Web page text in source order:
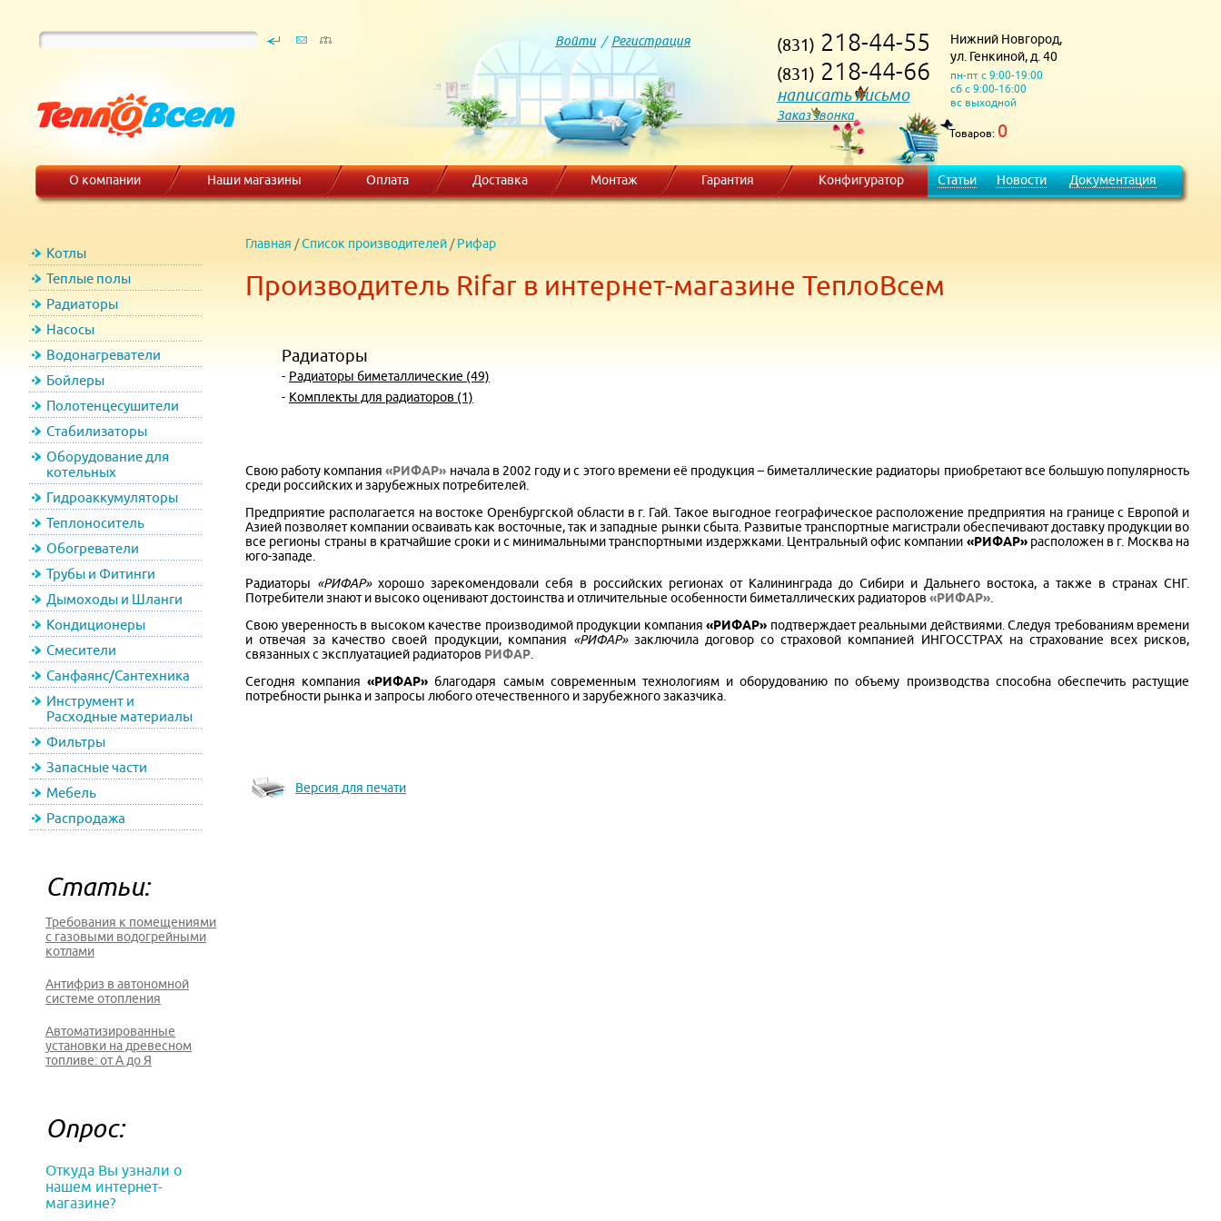
Войти/ Регистрация (831) 218-44-55
(831) 218-44-66
написать письмо
Заказ звонка
Нижний Новгород,
ул. Генкиной, д. 40
пн-пт с 9:00-19:00
сб с 9:00-16:00
вс выходной
Товаров: 0
О компании Наши магазины Оплата Доставка Монтаж Гарантия Конфигуратор Статьи Новости Документация
Котлы
Теплые полы
Радиаторы
Насосы
Водонагреватели
Бойлеры
Полотенцесушители
Стабилизаторы
Оборудование для
котельных
Гидроаккумуляторы
Теплоноситель
Обогреватели
Трубы и Фитинги
Дымоходы и Шланги
Кондиционеры
Смесители
Санфаянс/Сантехника
Инструмент и
Расходные материалы
Фильтры
Запасные части
Мебель
Распродажа
Статьи:
Требования к помещениями
с газовыми водогрейными
котлами
Антифриз в автономной
системе отопления
Автоматизированные
установки на древесном
топливе: от А до Я
Опрос:
Откуда Вы узнали о
нашем интернет-
магазине?
Главная /Список производителей / Рифар
Производитель Rifar в интернет-магазине ТеплоВсем
Радиаторы
- Радиаторы биметаллические (49)
- Комплекты для радиаторов (1)
Свою работу компания«РИФАР» начала в 2002 году и с этого времени её продукция – биметаллические радиаторы приобретают все большую популярность
среди российских и зарубежных потребителей.
Предприятие располагается на востоке Оренбургской области в г. Гай. Такое выгодное географическое расположение предприятия на границе с Европой и
Азией позволяет компании осваивать как восточные, так и западные рынки сбыта. Развитые транспортные магистрали обеспечивают доставку продукции во
все регионы страны в кратчайшие сроки и с минимальными транспортными издержками. Центральный офис компании «РИФАР»расположен в г. Москва на
юго-западе.
Радиаторы «РИФАР»хорошо зарекомендовали себя в российских регионах от Калининграда до Сибири и Дальнего востока, а также в странах СНГ.
Потребители знают и высоко оценивают достоинства и отличительные особенности биметаллических радиаторов «РИФАР»
Свою уверенность в высоком качестве производимой продукции компания «РИФАР» подтверждает реальными действиями. Следуя требованиям времени
и отвечая за качество своей продукции, компания «РИФАР»заключила договор со страховой компанией ИНГОССТРАХ на страхование всех рисков,
связанных с эксплуатацией радиаторов РИФАР
Сегодня компания«РИФАР» благодаря самым современным технологиям и оборудованию по объему производства способна обеспечить растущие
потребности рынка и запросы любого отечественного и зарубежного заказчика.
Версия для печати